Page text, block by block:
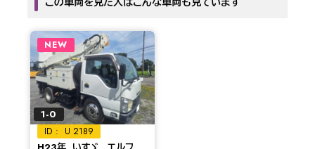
NEW
1-0
U 2189